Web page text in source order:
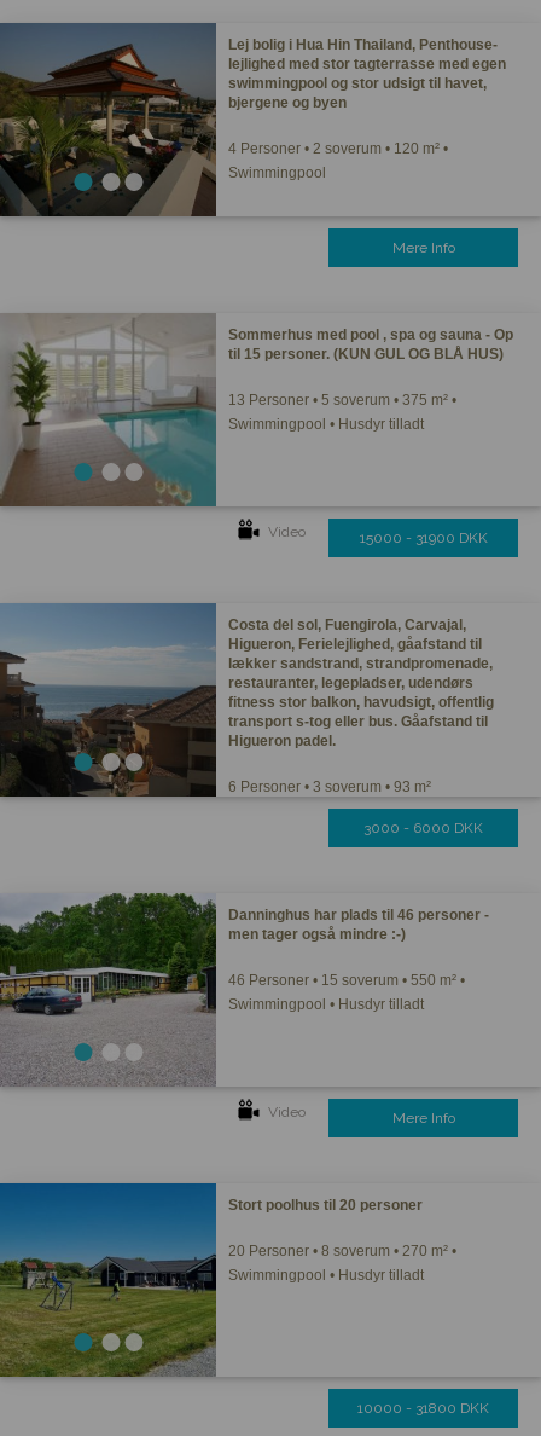
Lej bolig i Hua Hin Thailand, Penthouse-
lejlighed med stor tagterrasse med egen
swimmingpool og stor udsigt til havet,
bjergene og byen
4 Personer • 2 soverum • 120 m² •
Swimmingpool
Mere Info
Sommerhus med pool , spa og sauna - Op
til 15 personer. (KUN GUL OG BLÅ HUS)
13 Personer • 5 soverum • 375 m² •
Swimmingpool • Husdyr tilladt
Video 15000 - 31900 DKK
Costa del sol, Fuengirola, Carvajal,
Higueron, Ferielejlighed, gåafstand til
lækker sandstrand, strandpromenade,
restauranter, legepladser, udendørs
fitness stor balkon, havudsigt, offentlig
transport s-tog eller bus. Gåafstand til
Higueron padel.
6 Personer • 3 soverum • 93 m²
3000 - 6000 DKK
Danninghus har plads til 46 personer -
men tager også mindre :-)
46 Personer • 15 soverum • 550 m² •
Swimmingpool • Husdyr tilladt
Video Mere Info
Stort poolhus til 20 personer
20 Personer • 8 soverum • 270 m² •
Swimmingpool • Husdyr tilladt
10000 - 31800 DKK